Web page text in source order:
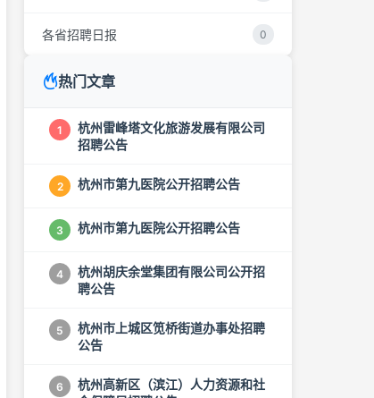
各省招聘日报 0
热门文章
1
杭州雷峰塔文化旅游发展有限公司
招聘公告
2 杭州市第九医院公开招聘公告
3 杭州市第九医院公开招聘公告
4
杭州胡庆余堂集团有限公司公开招
聘公告
5
杭州市上城区笕桥街道办事处招聘
公告
6
杭州高新区（滨江）人力资源和社